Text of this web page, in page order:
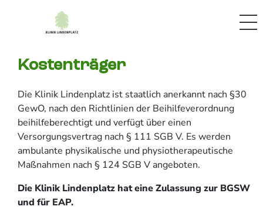
Kostenträger
Die Klinik Lindenplatz ist staatlich anerkannt nach §30
GewO, nach den Richtlinien der Beihilfeverordnung
beihilfeberechtigt und verfügt über einen
Versorgungsvertrag nach § 111 SGB V. Es werden
ambulante physikalische und physiotherapeutische
Maßnahmen nach § 124 SGB V angeboten.
Die Klinik Lindenplatz hat eine Zulassung zur BGSW
und für EAP.